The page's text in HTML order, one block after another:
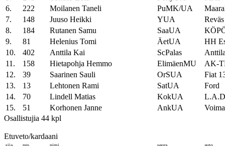
6.
222 Moilanen Taneli PuMK/UA
7.
148 Juuso Heikki YUA
8.
184 Rutanen Samu SaaUA
9.
81 Helenius Tomi ÄetUA
HH
10.
402 Anttila Kai ScPalas
11.
158 Hietapohja Hemmo ElimäenMU
AK-
12.
39 Saarinen Sauli OrSUA
Fiat
13.
13 Lehtonen Rami SatUA
Ford
14.
70 Lindell Matias KokUA
15.
51 Korhonen Janne AnkUA
Osallistujia 44 kpl
Etuveto/kardaani